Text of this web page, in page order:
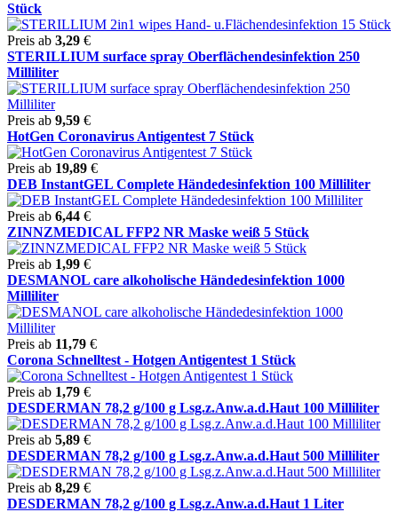
Stück
Preis ab 3,29 €
STERILLIUM surface spray Oberflächendesinfektion 250
Milliliter
Preis ab 9,59 €
HotGen Coronavirus Antigentest 7 Stück
Preis ab 19,89 €
DEB InstantGEL Complete Händedesinfektion 100 Milliliter
Preis ab 6,44 €
ZINNZMEDICAL FFP2 NR Maske weiß 5 Stück
Preis ab 1,99 €
DESMANOL care alkoholische Händedesinfektion 1000
Milliliter
Preis ab 11,79 €
Corona Schnelltest - Hotgen Antigentest 1 Stück
Preis ab 1,79 €
DESDERMAN 78,2 g/100 g Lsg.z.Anw.a.d.Haut 100 Milliliter
Preis ab 5,89 €
DESDERMAN 78,2 g/100 g Lsg.z.Anw.a.d.Haut 500 Milliliter
Preis ab 8,29 €
DESDERMAN 78,2 g/100 g Lsg.z.Anw.a.d.Haut 1 Liter